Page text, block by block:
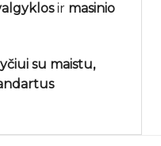
ir masinio
su maistu,